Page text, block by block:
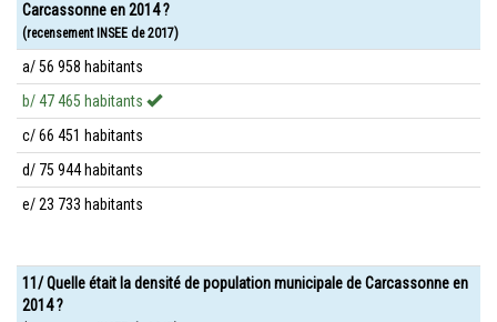
Carcassonne en 2014 ?
(recensement INSEE de 2017)
a/ 56 958 habitants
b/ 47 465 habitants
c/ 66 451 habitants
d/ 75 944 habitants
e/ 23 733 habitants
11/ Quelle était la densité de population municipale de Carcassonne en
2014 ?